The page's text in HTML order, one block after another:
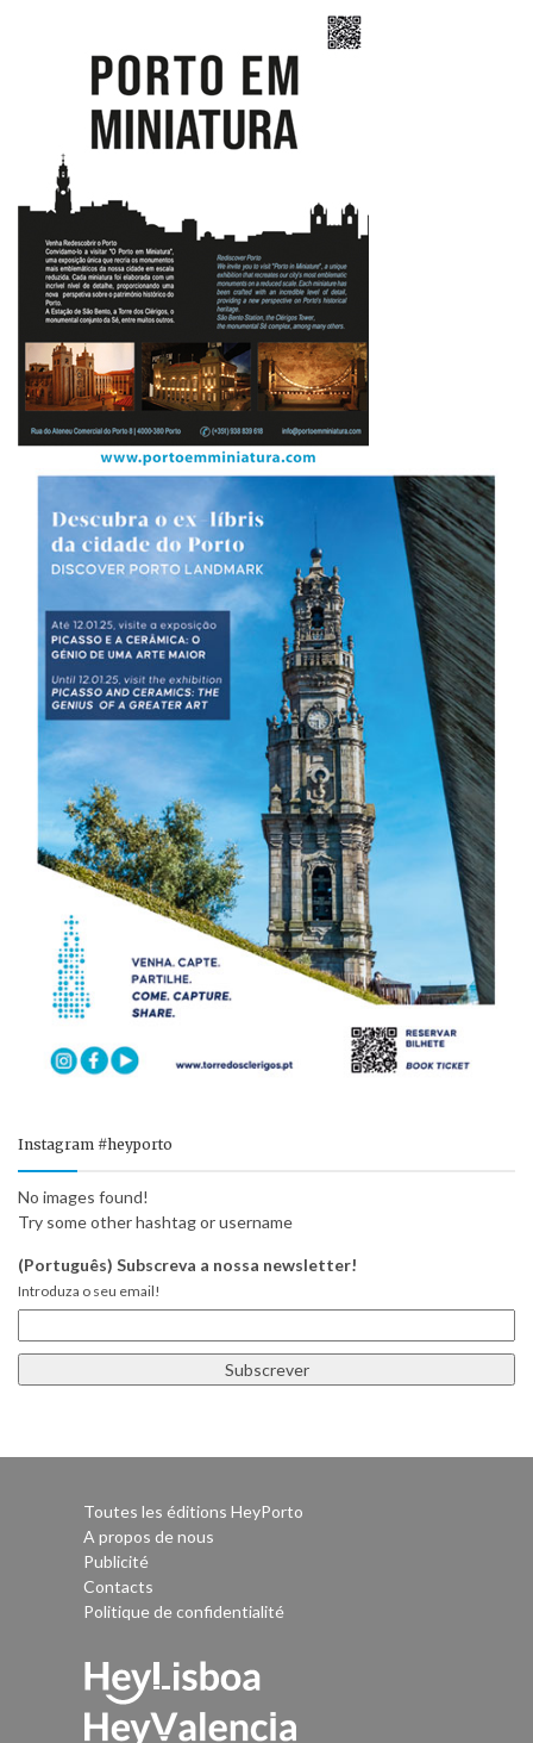
Instagram #heyporto
No images found!
Try some other hashtag or username
(Português) Subscreva a nossa newsletter!
Introduza o seu email!
Toutes les éditions HeyPorto
A propos de nous
Publicité
Contacts
Politique de confidentialité